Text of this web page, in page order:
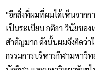
"อีกสิ่งที่ผมที่ผมได้เห็นจากก
เป็นระเบียบ กติกา วินัยของ
สำคัญมาก ดังนั้นผมจึงคิดว่
กรรมการบริหารกีฬามหาวิ